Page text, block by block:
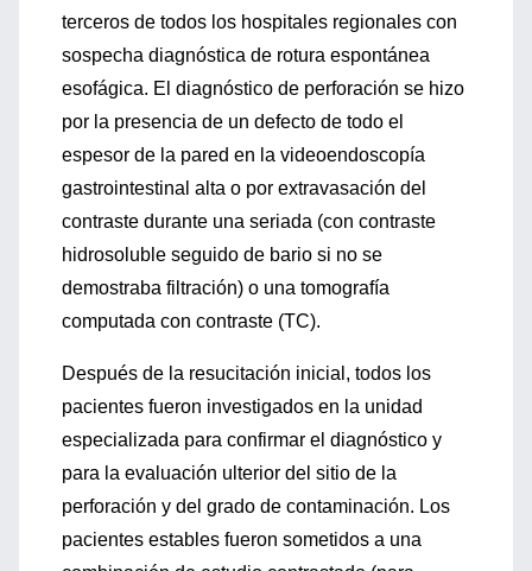
terceros de todos los hospitales regionales con
sospecha diagnóstica de rotura espontánea
esofágica. El diagnóstico de perforación se hizo
por la presencia de un defecto de todo el
espesor de la pared en la videoendoscopía
gastrointestinal alta o por extravasación del
contraste durante una seriada (con contraste
hidrosoluble seguido de bario si no se
demostraba filtración) o una tomografía
computada con contraste (TC).
Después de la resucitación inicial, todos los
pacientes fueron investigados en la unidad
especializada para confirmar el diagnóstico y
para la evaluación ulterior del sitio de la
perforación y del grado de contaminación. Los
pacientes estables fueron sometidos a una